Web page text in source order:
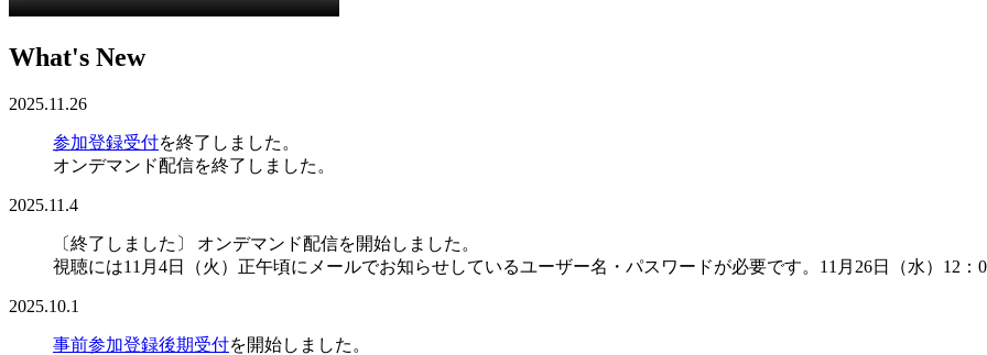
What's New
2025.11.26
参加登録受付を終了しました。
オンデマンド配信を終了しました。
2025.11.4
〔終了しました〕
オンデマンド配信を開始しました。
視聴には11月4日（火）正午頃にメールでお知らせしているユーザー名・パスワードが必要です。11月26日（水）12：
2025.10.1
事前参加登録後期受付を開始しました。